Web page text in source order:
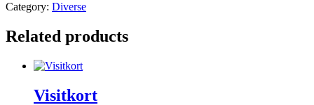
Category: Diverse
Related products
Visitkort